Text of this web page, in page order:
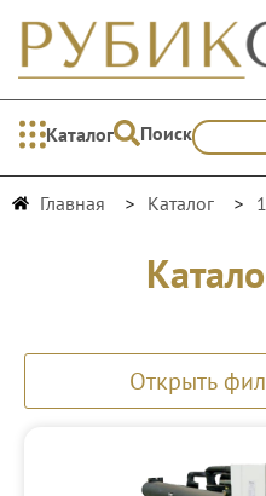
Каталог Поиск
Главная Каталог
Открыть